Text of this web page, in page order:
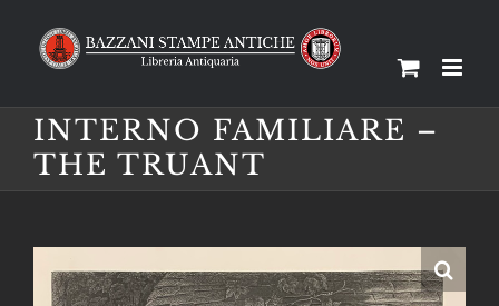
INTERNO FAMILIARE –
THE TRUANT